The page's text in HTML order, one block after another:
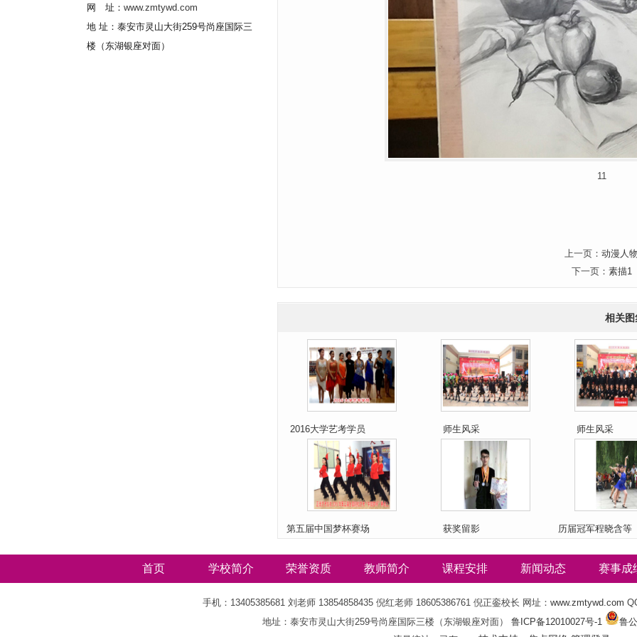
网 址： www.zmtywd.com
地 址：泰安市灵山大街259号尚座国际三
楼（东湖银座对面）
11
上一页： 动漫人
下一页： 素描1
相关图
2016大学艺考学员 师生风采 师生风采
第五届中国梦杯赛场 获奖留影 历届冠军程晓含等
首页 学校简介 荣誉资质 教师简介 课程安排 新闻动态 赛事成
手机：13405385681 刘老师 13854858435 倪红老师 18605386761 倪正銮校长 网址： www.zmtywd.com
地址：泰安市灵山大街259号尚座国际三楼（东湖银座对面） 鲁ICP备12010027号-1
鲁